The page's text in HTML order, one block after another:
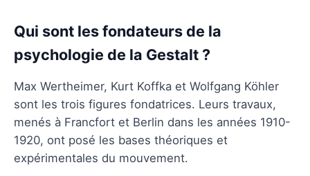
Qui sont les fondateurs de la
psychologie de la Gestalt ?
Max Wertheimer, Kurt Koffka et Wolfgang Köhler
sont les trois figures fondatrices. Leurs travaux,
menés à Francfort et Berlin dans les années 1910-
1920, ont posé les bases théoriques et
expérimentales du mouvement.